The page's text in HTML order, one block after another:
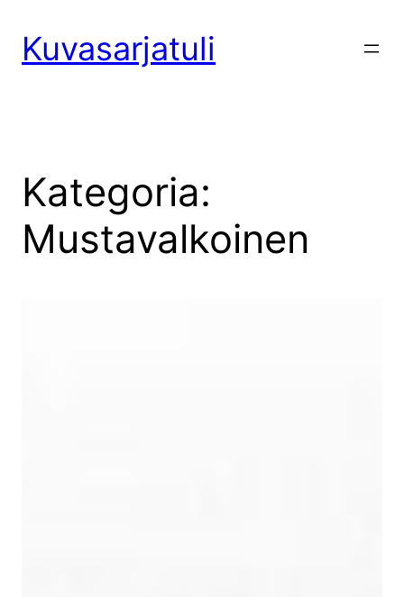
sisältöönKuvasarjatuli
Kategoria:
Mustavalkoinen